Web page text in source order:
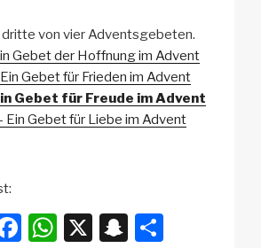
dritte von vier Adventsgebeten.
Gebet der Hoffnung im Advent
Gebet für Frieden im Advent
Gebet für Freude im Advent
Ein Gebet für Liebe im Advent
F
W X
S